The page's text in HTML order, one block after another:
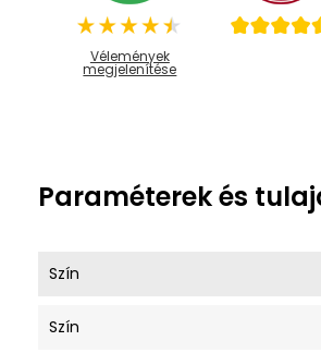
Vélemények
megjelenítése
Paraméterek és
Szín
Szín